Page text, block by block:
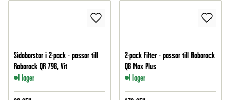
Sidoborstar i 2-pack - passar till
Roborock QR 798, Vit
I lager
2-pack Filter - passar till Roborock
Q8 Max Plus
I lager